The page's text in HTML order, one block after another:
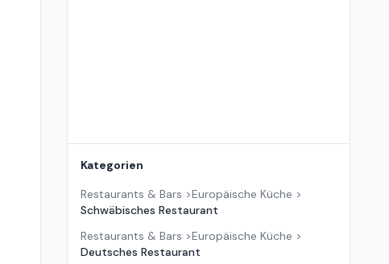
Kategorien
Restaurants & Bars >Europäische Küche >
Schwäbisches Restaurant
Restaurants & Bars >Europäische Küche >
Deutsches Restaurant